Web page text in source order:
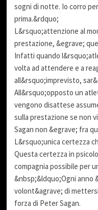
sogni di notte. Io corro
prima.&rdquo;
L&rsquo;attenzione al
prestazione, &egrave;
Infatti quando
volta ad attendere e a
all&rsquo;imprevisto,
All&rsquo;opposto un
vengono disattese
sulla prestazione se non
Sagan non &egrave; fra
L&rsquo;unica certezza
Questa certezza in
compagnia possibile per
&nbsp;&ldquo;Ogni anno
volont&agrave; di
forza di Peter Sagan.